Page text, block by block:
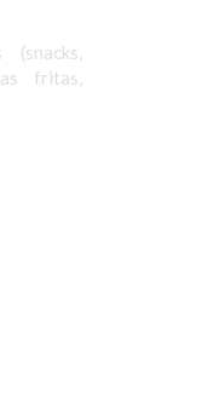
(snacks,
fritas,